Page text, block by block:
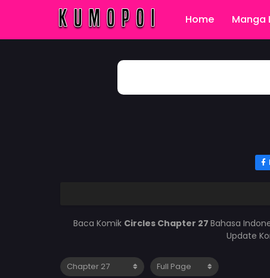
Home Manga
Baca Komik Circles Chapter 27 Bahasa
Update